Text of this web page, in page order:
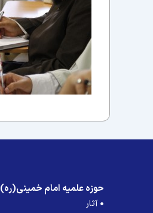
حوزه علمیه امام خمینی(ره)
آثار